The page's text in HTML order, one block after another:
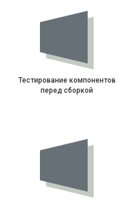
Тестирование компонентов
перед сборкой